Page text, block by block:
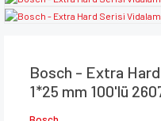
Bosch - Extra
1*25 mm 100'lü